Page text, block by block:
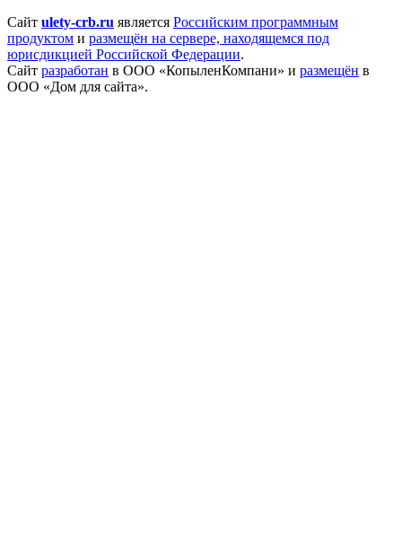
Сайт ulety-crb.ru является Российским программным
продуктом и размещён на сервере, находящемся под
юрисдикцией Российской Федерации.
Сайт разработан в ООО «КопыленКомпани» и размещён в
ООО «Дом для сайта».